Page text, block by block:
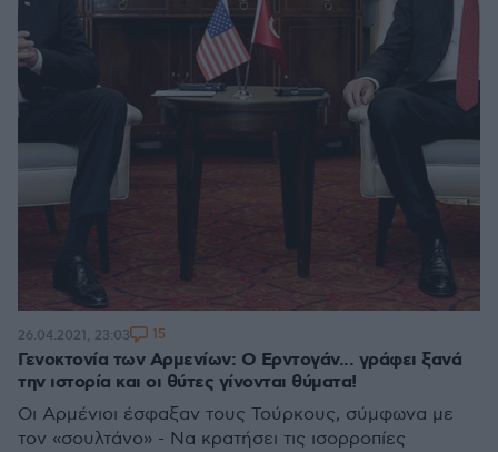
Γενοκτονία των Αρμενίων: Ο Ερντογάν... γράφει ξανά
την ιστορία και οι θύτες γίνονται θύματα!
Οι Αρμένιοι έσφαξαν τους Τούρκους, σύμφωνα με
τον «σουλτάνο» - Να κρατήσει τις ισορροπίες
26.04.2021, 23:03 15